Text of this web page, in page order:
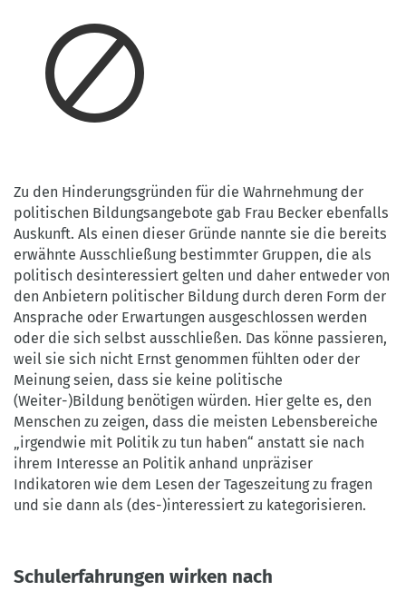
Zu den Hinderungsgründen für die Wahrnehmung der
politischen Bildungsangebote gab Frau Becker ebenfalls
Auskunft. Als einen dieser Gründe nannte sie die bereits
erwähnte Ausschließung bestimmter Gruppen, die als
politisch desinteressiert gelten und daher entweder von
den Anbietern politischer Bildung durch deren Form der
Ansprache oder Erwartungen ausgeschlossen werden
oder die sich selbst ausschließen. Das könne passieren,
weil sie sich nicht Ernst genommen fühlten oder der
Meinung seien, dass sie keine politische
(Weiter-)Bildung benötigen würden. Hier gelte es, den
Menschen zu zeigen, dass die meisten Lebensbereiche
„irgendwie mit Politik zu tun haben“ anstatt sie nach
ihrem Interesse an Politik anhand unpräziser
Indikatoren wie dem Lesen der Tageszeitung zu fragen
und sie dann als (des-)interessiert zu kategorisieren.
Schulerfahrungen wirken nach